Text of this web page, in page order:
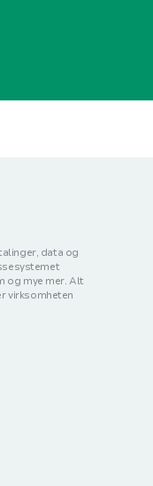
data og
og mye mer. Alt
virksomheten